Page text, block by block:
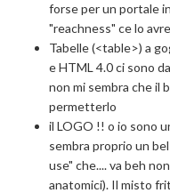
forse per un portale
"reachness" ce lo
Tabelle (<table>) a
e HTML 4.0 ci sono
non mi sembra che il
permetterlo
il LOGO !! o io sono
sembra proprio un
use" che.... va beh
anatomici). Il misto